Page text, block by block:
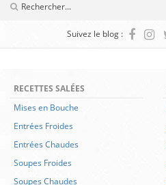
Suivez le blog :
RECETTES SALÉES
Mises en Bouche
Entrées Froides
Entrées Chaudes
Soupes Froides
Soupes Chaudes